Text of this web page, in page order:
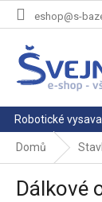
Přejít
eshop@s-
Robotické
Domů
Dálkové